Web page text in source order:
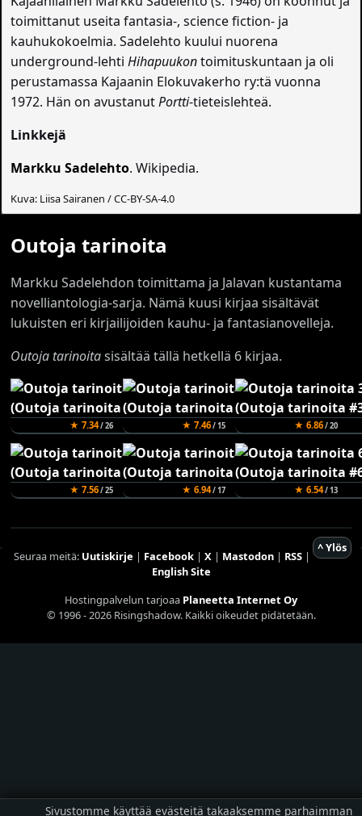
toimittanut useita fantasia-, science fiction- ja
kauhukokoelmia. Sadelehto kuului nuorena
underground-lehtiHihapuukontoimituskuntaan ja oli
perustamassa Kajaanin Elokuvakerho ry:tä vuonna
1972. Hän on avustanutPortti-tieteislehteä.
Linkkejä
Markku Sadelehto. Wikipedia.
Kuva: Liisa Sairanen / CC-BY-SA-4.0
Outoja tarinoita
Markku Sadelehdon toimittama ja Jalavan kustantama
novelliantologia-sarja. Nämä kuusi kirjaa sisältävät
lukuisten eri kirjailijoiden kauhu- ja fantasianovelleja.
Outoja tarinoitasisältää tällä hetkellä 6 kirjaa.
★ 7.34/ 26 ★ 7.46/ 15 ★ 6.86/ 20
★ 7.56/ 25 ★ 6.94/ 17 ★ 6.54/ 13
^ Ylös
Seuraa meitä: Uutiskirje | Facebook| X| Mastodon| RSS|
English Site
Hostingpalvelun tarjoaa Planeetta Internet Oy
© 1996 - 2026 Risingshadow. Kaikki oikeudet pidätetään.
Sivustomme käyttää evästeitä takaaksemme parhaimman